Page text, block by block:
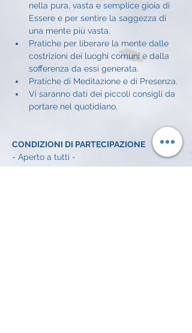
nella pura, vasta e semplice gioia di
Essere e per sentire la saggezza di
una mente più vasta.
Pratiche per liberare la mente dalle
costrizioni dei luoghi comuni e dalla
sofferenza da essi generata.
Pratiche di Meditazione e di Presenza.
Vi saranno dati dei piccoli consigli da
portare nel quotidiano.
CONDIZIONI DI PARTECIPAZIONE
- Aperto a tutti -